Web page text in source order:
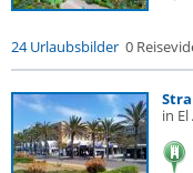
24 Urlaubsbilder 0
in